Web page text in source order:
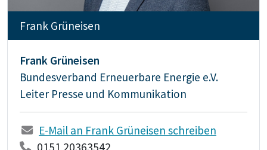
Frank Grüneisen
Frank Grüneisen
Bundesverband Erneuerbare Energie e.V.
Leiter Presse und Kommunikation
E-Mail an Frank Grüneisen schreiben
0151 20363542